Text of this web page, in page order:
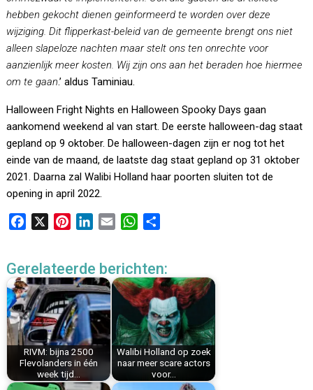
hebben gekocht dienen geïnformeerd te worden over deze
wijziging. Dit flipperkast-beleid van de gemeente brengt ons niet
alleen slapeloze nachten maar stelt ons ten onrechte voor
aanzienlijk meer kosten. Wij zijn ons aan het beraden hoe hiermee
om te gaan.’ aldus Taminiau.
Halloween Fright Nights en Halloween Spooky Days gaan
aankomend weekend al van start. De eerste halloween-dag staat
gepland op 9 oktober. De halloween-dagen zijn er nog tot het
einde van de maand, de laatste dag staat gepland op 31 oktober
2021. Daarna zal Walibi Holland haar poorten sluiten tot de
opening in april 2022.
e
b
o
o
k
t
e
r
e
s
t
k
e
d
I
n
i
l
W
t
s
A
p
p
e
n
Gerelateerde berichten:
RIVM: bijna 2500
Flevolanders in één
week tijd…
Walibi Holland op zoek
naar meer scare actors
voor…